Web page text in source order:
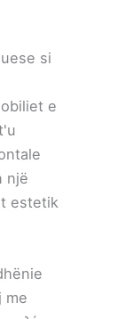
si
e
një
estetik
me